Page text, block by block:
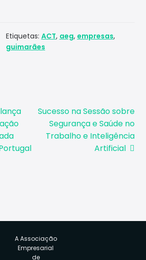
Etiquetas: ACT, aeg, empresas,
guimarães
Artigo
seguinte:
Sucesso na Sessão sobre
Segurança e Saúde no
Trabalho e Inteligência
Artificial
A Associação
Empresarial
de